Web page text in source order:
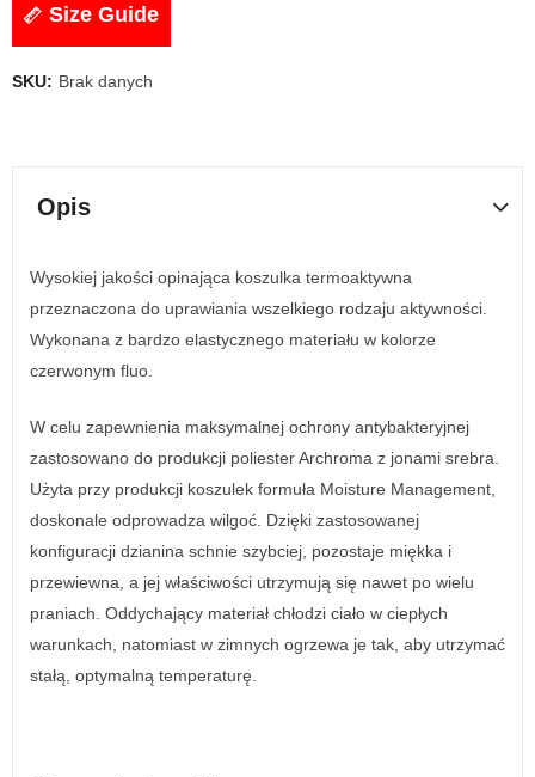
Size Guide
SKU: Brak danych
Opis
Wysokiej jakości opinająca koszulka termoaktywna
przeznaczona do uprawiania wszelkiego rodzaju aktywności.
Wykonana z bardzo elastycznego materiału w kolorze
czerwonym fluo.
W celu zapewnienia maksymalnej ochrony antybakteryjnej
zastosowano do produkcji poliester Archroma z jonami srebra.
Użyta przy produkcji koszulek formuła Moisture Management,
doskonale odprowadza wilgoć. Dzięki zastosowanej
konfiguracji dzianina schnie szybciej, pozostaje miękka i
przewiewna, a jej właściwości utrzymują się nawet po wielu
praniach. Oddychający materiał chłodzi ciało w ciepłych
warunkach, natomiast w zimnych ogrzewa je tak, aby utrzymać
stałą, optymalną temperaturę.